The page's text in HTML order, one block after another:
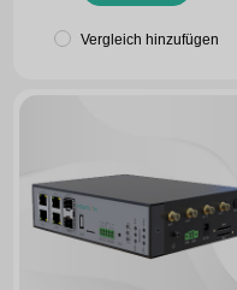
Vergleich hinzufügen